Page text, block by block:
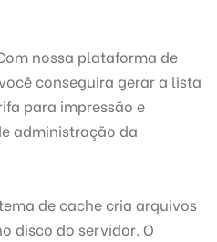
nossa plataforma de
conseguira gerar a lista
para impressão e
administração da
de cache cria arquivos
disco do servidor. O